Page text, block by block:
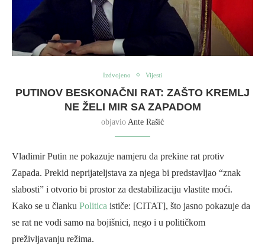
Izdvojeno Vijesti
PUTINOV BESKONAČNI RAT: ZAŠTO KREMLJ
NE ŽELI MIR SA ZAPADOM
objavio Ante Rašić
Vladimir Putin ne pokazuje namjeru da prekine rat protiv
Zapada. Prekid neprijateljstava za njega bi predstavljao “znak
slabosti” i otvorio bi prostor za destabilizaciju vlastite moći.
Kako se u članku Politica ističe: [CITAT], što jasno pokazuje da
se rat ne vodi samo na bojišnici, nego i u političkom
preživljavanju režima.